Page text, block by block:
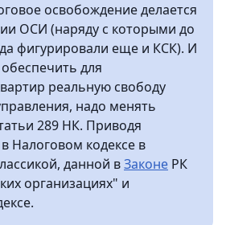
освобождение делается
ОСИ (наряду с которыми до
фигурировали еще и КСК). И
для
реальную свободу
надо менять
289 НК. Приводя
Налоговом кодексе в
данной вЗаконе РК
организациях" и